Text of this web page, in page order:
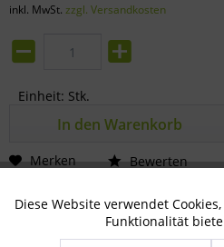
inkl. MwSt. zzgl. Versandkosten
Einheit: Stk.
In den Warenkorb
Merken Bewerten
Artikel-Nr.: 81-01-2002
Technisch notwendig
Diese Website verwendet
Funktionalität